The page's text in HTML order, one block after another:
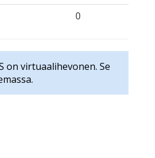
0
on virtuaalihevonen. Se